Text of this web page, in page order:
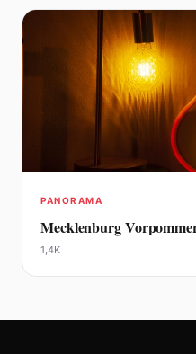
PANORAMA
Mecklenburg
1,4K